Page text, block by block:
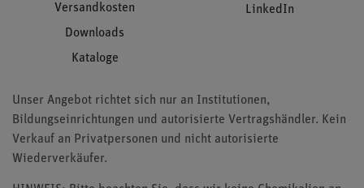
Versandkosten
Downloads
Kataloge
LinkedIn
Unser Angebot richtet sich nur an Institutionen,
Bildungseinrichtungen und autorisierte Vertragshändler. Kein
Verkauf an Privatpersonen und nicht autorisierte
Wiederverkäufer.